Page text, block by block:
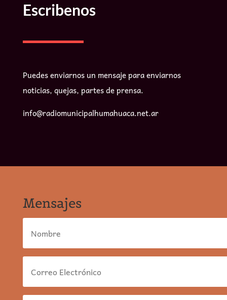
Escribenos
Puedes enviarnos un mensaje para enviarnos
noticias, quejas, partes de prensa.
info@radiomunicipalhumahuaca.net.ar
Mensajes